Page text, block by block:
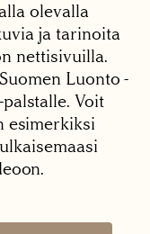
olevalla
ja tarinoita
nettisivuilla.
Luonto -
Voit
esimerkiksi